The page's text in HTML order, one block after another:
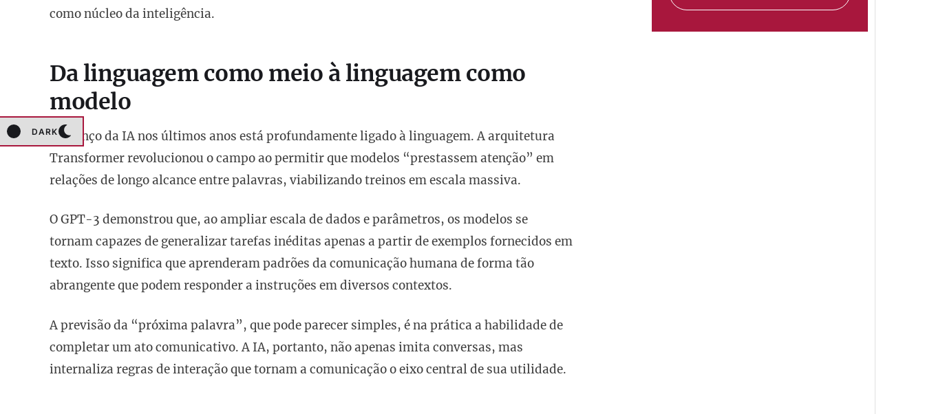
DARK
como núcleo da inteligência.
Da linguagem como meio à linguagem como
modelo
O avanço da IA nos últimos anos está profundamente ligado à linguagem. A arquitetura
Transformer revolucionou o campo ao permitir que modelos “prestassem atenção” em
relações de longo alcance entre palavras, viabilizando treinos em escala massiva.
O GPT-3 demonstrou que, ao ampliar escala de dados e parâmetros, os modelos se
tornam capazes de generalizar tarefas inéditas apenas a partir de exemplos fornecidos em
texto. Isso significa que aprenderam padrões da comunicação humana de forma tão
abrangente que podem responder a instruções em diversos contextos.
A previsão da “próxima palavra”, que pode parecer simples, é na prática a habilidade de
completar um ato comunicativo. A IA, portanto, não apenas imita conversas, mas
internaliza regras de interação que tornam a comunicação o eixo central de sua utilidade.